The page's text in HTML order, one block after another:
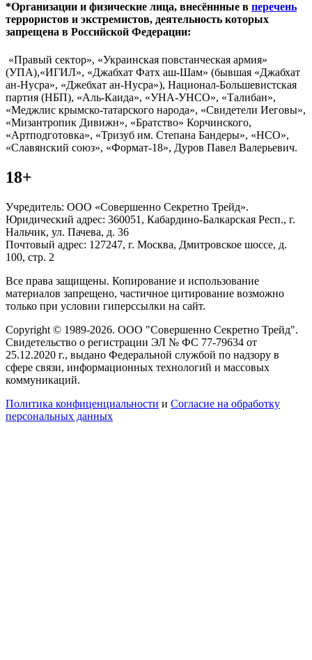
*Организации и физические лица, внесённные в перечень
террористов и экстремистов, деятельность которых
запрещена в Российской Федерации:
«Правый сектор», «Украинская повстанческая армия»
(УПА),«ИГИЛ», «Джабхат Фатх аш-Шам» (бывшая «Джабхат
ан-Нусра», «Джебхат ан-Нусра»), Национал-Большевистская
партия (НБП), «Аль-Каида», «УНА-УНСО», «Талибан»,
«Меджлис крымско-татарского народа», «Свидетели Иеговы»,
«Мизантропик Дивижн», «Братство» Корчинского,
«Артподготовка», «Тризуб им. Степана Бандеры», «НСО»,
«Славянский союз», «Формат-18», Дуров Павел Валерьевич.
18+
Учредитель: ООО «Совершенно Секретно Трейд».
Юридический адрес: 360051, Кабардино-Балкарская Респ., г.
Нальчик, ул. Пачева, д. 36
Почтовый адрес: 127247, г. Москва, Дмитровское шоссе, д.
100, стр. 2
Все права защищены. Копирование и использование
материалов запрещено, частичное цитирование возможно
только при условии гиперссылки на сайт.
Copyright © 1989-2026. ООО "Совершенно Секретно Трейд".
Свидетельство о регистрации ЭЛ № ФС 77-79634 от
25.12.2020 г., выдано Федеральной службой по надзору в
сфере связи, информационных технологий и массовых
коммуникаций.
Политика конфиценциальности и Согласие на обработку
персональных данных